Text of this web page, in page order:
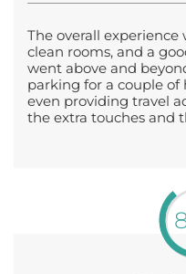
The overall
clean rooms, and a
went above and
parking for a couple
even providing travel
the extra touches and